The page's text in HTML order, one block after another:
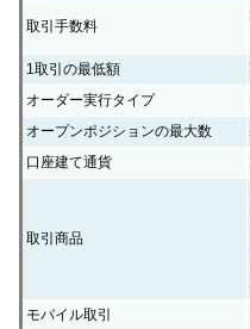
取引手数料
1取引の最低額
オーダー実行タイプ
オープンポジションの最大数
口座建て通貨
取引商品
モバイル取引